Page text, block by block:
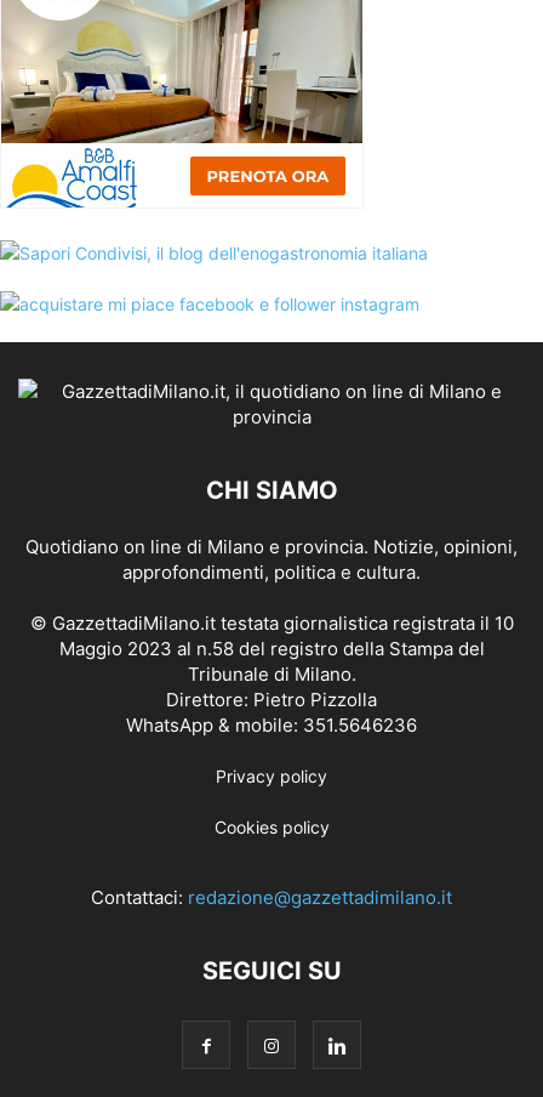
CHI SIAMO
Quotidiano on line di Milano e provincia. Notizie, opinioni,
approfondimenti, politica e cultura.
© GazzettadiMilano.it testata giornalistica registrata il 10
Maggio 2023 al n.58 del registro della Stampa del
Tribunale di Milano.
Direttore: Pietro Pizzolla
WhatsApp & mobile: 351.5646236
Privacy policy
Cookies policy
Contattaci: redazione@gazzettadimilano.it
SEGUICI SU